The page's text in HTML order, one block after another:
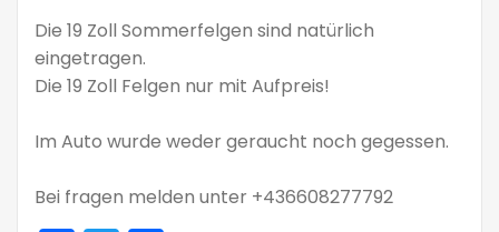
Die 19 Zoll Sommerfelgen sind natürlich
eingetragen.
Die 19 Zoll Felgen nur mit Aufpreis!
Im Auto wurde weder geraucht noch gegessen.
Bei fragen melden unter +436608277792